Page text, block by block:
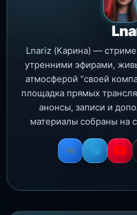
Lnariz (Карина) —
утренними эфирами,
атмосферой “своей
площадка прямых
анонсы, записи и
материалы собраны на